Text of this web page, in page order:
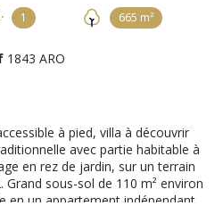
1 665 m²
1843 ARO
à pied, villa à découvrir
avec partie habitable à
en rez de jardin, sur un terrain
sous-sol de 110 m² environ
en un appartement indépendant.